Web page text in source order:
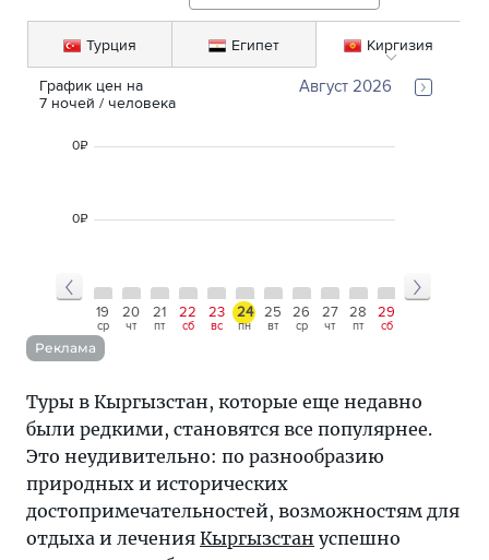
Турция Египет Киргизия
График цен на
7 ночей / человека
Август 2026
0₽
0₽
19
ср
20
чт
21
пт
22
сб
23
вс
24
пн
25
вт
26
ср
27
чт
28
пт
29
сб
Реклама
Туры в Кыргызстан, которые еще недавно
были редкими, становятся все популярнее.
Это неудивительно: по разнообразию
природных и исторических
достопримечательностей, возможностям для
отдыха и лечения Кыргызстан успешно